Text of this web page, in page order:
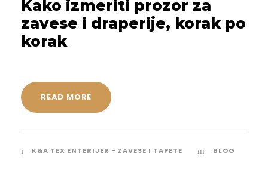
Kako izmeriti prozor za
zavese i draperije, korak po
korak
READ MORE
K&A TEX ENTERIJER - ZAVESE I TAPETE BLOG